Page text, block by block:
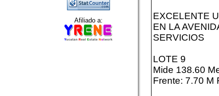
Afiliado a:
EXCELENTE
EN LA
SERVICIOS
LOTE 9
Mide 138.60
Frente: 7.70 M